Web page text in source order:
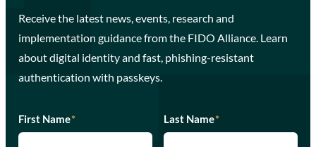
Receive the latest news, events, research and
implementation guidance from the FIDO Alliance. Learn
about digital identity and fast, phishing-resistant
authentication with passkeys.
First Name* Last Name*